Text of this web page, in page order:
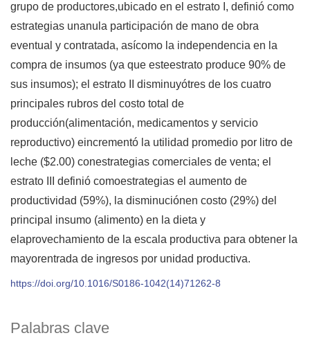
Palabras clave
grupo de productores,ubicado en el estrato I, definió como
estrategias unanula participación de mano de obra
eventual y contratada, asícomo la independencia en la
compra de insumos (ya que esteestrato produce 90% de
sus insumos); el estrato II disminuyótres de los cuatro
principales rubros del costo total de
producción(alimentación, medicamentos y servicio
reproductivo) eincrementó la utilidad promedio por litro de
leche ($2.00) conestrategias comerciales de venta; el
estrato III definió comoestrategias el aumento de
productividad (59%), la disminuciónen costo (29%) del
principal insumo (alimento) en la dieta y
elaprovechamiento de la escala productiva para obtener la
mayorentrada de ingresos por unidad productiva.
https://doi.org/10.1016/S0186-1042(14)71262-8